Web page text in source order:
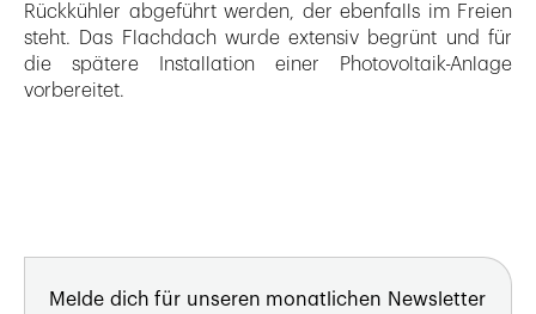
Rückkühler abgeführt werden, der ebenfalls im Freien
steht. Das Flachdach wurde extensiv begrünt und für
die spätere Installation einer Photovoltaik-Anlage
vorbereitet.
Melde dich für unseren monatlichen Newsletter